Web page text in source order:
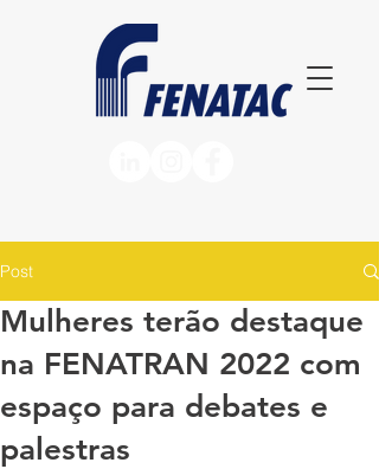
Post
Mulheres terão destaque
na FENATRAN 2022 com
espaço para debates e
palestras